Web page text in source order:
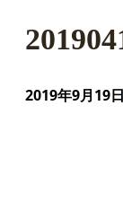
2019年9月19日